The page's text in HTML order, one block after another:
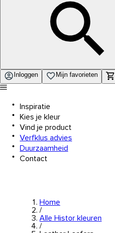
Inloggen Mijn favorieten
Inspiratie
Kies je kleur
Vind je product
Verfklus advies
Duurzaamheid
Contact
Home
/
Alle Histor kleuren
/